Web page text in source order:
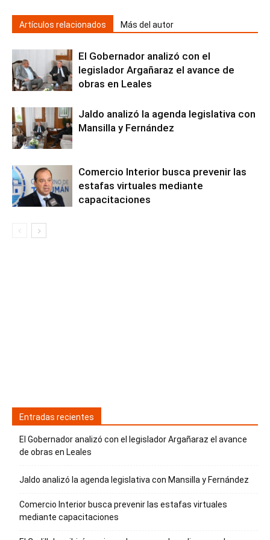
Artículos relacionados Más del autor
El Gobernador analizó con el
legislador Argañaraz el avance de
obras en Leales
Jaldo analizó la agenda legislativa con
Mansilla y Fernández
Comercio Interior busca prevenir las
estafas virtuales mediante
capacitaciones
Entradas recientes
El Gobernador analizó con el legislador Argañaraz el avance
de obras en Leales
Jaldo analizó la agenda legislativa con Mansilla y Fernández
Comercio Interior busca prevenir las estafas virtuales
mediante capacitaciones